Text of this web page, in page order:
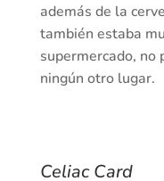
además de la
también estaba
supermercado, no
ningún otro lugar.
Celiac Card